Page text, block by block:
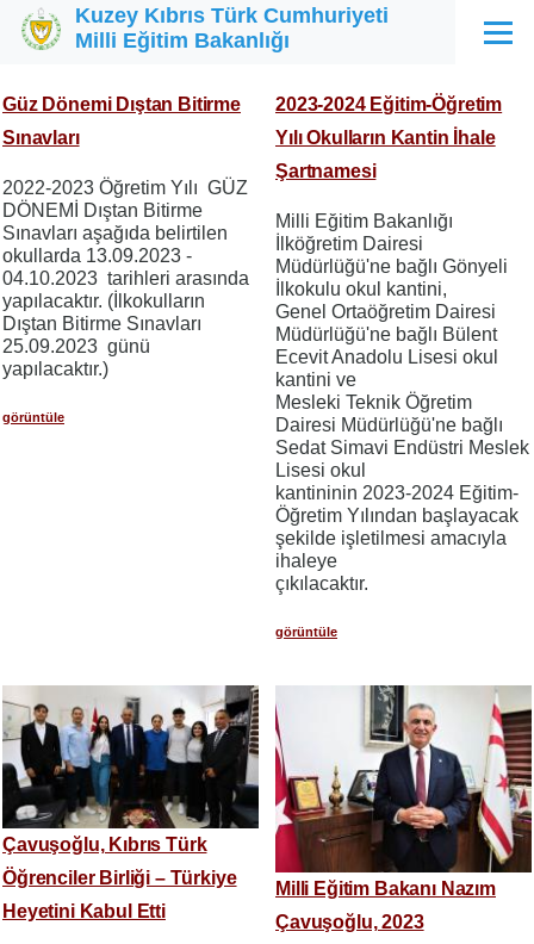
Ana içeriğe atla
Kuzey Kıbrıs Türk Cumhuriyeti
Milli Eğitim Bakanlığı
Menü
Güz Dönemi Dıştan Bitirme
Sınavları
2022-2023 Öğretim Yılı GÜZ
DÖNEMİ Dıştan Bitirme
Sınavları aşağıda belirtilen
okullarda 13.09.2023 -
04.10.2023 tarihleri arasında
yapılacaktır. (İlkokulların
Dıştan Bitirme Sınavları
25.09.2023 günü
yapılacaktır.)
görüntüle
2023-2024 Eğitim-Öğretim
Yılı Okulların Kantin İhale
Şartnamesi
Milli Eğitim Bakanlığı
İlköğretim Dairesi
Müdürlüğü'ne bağlı Gönyeli
İlkokulu okul kantini,
Genel Ortaöğretim Dairesi
Müdürlüğü'ne bağlı Bülent
Ecevit Anadolu Lisesi okul
kantini ve
Mesleki Teknik Öğretim
Dairesi Müdürlüğü'ne bağlı
Sedat Simavi Endüstri Meslek
Lisesi okul
kantininin 2023-2024 Eğitim-
Öğretim Yılından başlayacak
şekilde işletilmesi amacıyla
ihaleye
çıkılacaktır.
görüntüle
Çavuşoğlu, Kıbrıs Türk
Öğrenciler Birliği – Türkiye
Heyetini Kabul Etti
Milli Eğitim Bakanı Nazım
Çavuşoğlu, 2023